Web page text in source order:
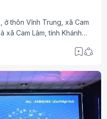
ở thôn Vĩnh Trung, xã Cam
xã Cam Lâm, tỉnh Khánh
việc làm phù hợp để
có 4 người con học đại học
phố Hồ Chí Minh